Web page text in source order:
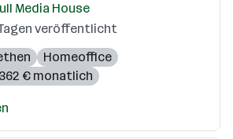
Media House
veröffentlicht
Homeoffice
€ monatlich